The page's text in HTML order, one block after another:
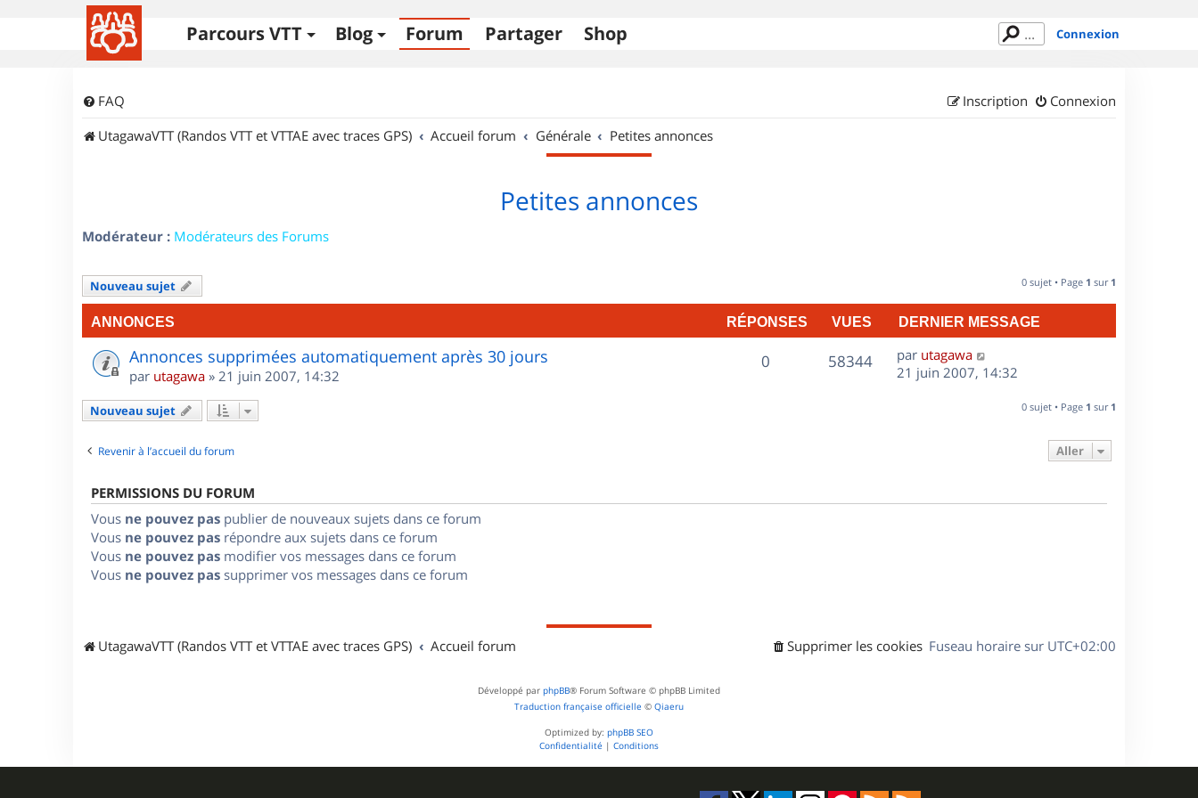
Parcours VTT Blog Forum Partager Shop Connexion
FAQ Connexion
Inscription
UtagawaVTT (Randos VTT et VTTAE avec traces GPS)
Accueil forum Générale Petites annonces
Petites annonces
Modérateur : Modérateurs des Forums
Nouveau sujet 0 sujet • Page 1 sur 1
ANNONCES RÉPONSES VUES DERNIER MESSAGE
Annonces supprimées automatiquement après 30 jours
par utagawa » 21 juin 2007, 14:32
0R
58344V
D
e
par utagawa
21 juin 2007, 14:32
Nouveau sujet 0 sujet • Page 1 sur 1
Revenir à l’accueil du forum Aller
PERMISSIONS DU FORUM
Vous ne pouvez pas publier de nouveaux sujets dans ce forum
Vous ne pouvez pas répondre aux sujets dans ce forum
Vous ne pouvez pas modifier vos messages dans ce forum
Vous ne pouvez pas supprimer vos messages dans ce forum
UtagawaVTT (Randos VTT et VTTAE avec traces GPS) Accueil forum Fuseau horaire sur UTC+02:00
Supprimer les cookies
Développé par phpBB® Forum Software © phpBB Limited
Traduction française officielle © Qiaeru
Optimized by: phpBB SEO
Confidentialité | Conditions